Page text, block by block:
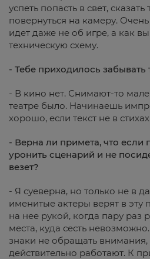
успеть попасть в свет, сказать
повернуться на камеру.
идет даже не об игре, а как
техническую схему.
- Тебе приходилось забывать
- В кино нет. Снимают-то
театре было. Начинаешь
хорошо, если текст не в стихах.
- Верна ли примета, что если
уронить сценарий и не
везет?
- Я суеверна, но только не в
именитые актеры верят в эту
на нее рукой, когда пару раз
места, куда сесть
знаки не обращать внимания,
действительно работают. К